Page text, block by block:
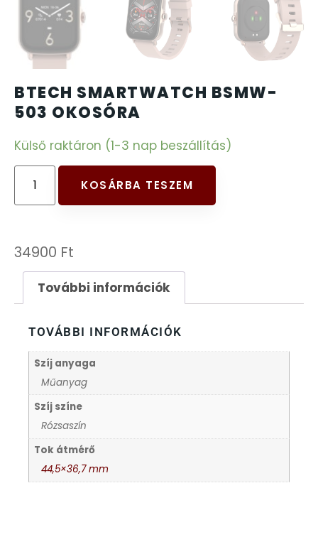
BTECH SMARTWATCH BSMW-
503 OKOSÓRA
Külső raktáron (1-3 nap beszállítás)
KOSÁRBA TESZEM
34900 Ft
További információk
TOVÁBBI INFORMÁCIÓK
Szíj anyaga
Műanyag
Szíj színe
Rózsaszín
Tok átmérő
44,5×36,7 mm
DOXA
ESPRIT
FALIÓRÁK
FÉMCSATOK
FESTINA
FRANCIS DELON
FREELOOK
GUESS KARÓRÁK
HÁLÓZATI ÓRÁK
HOLLÓHÁZI PORCELÁN
ICE WATCH